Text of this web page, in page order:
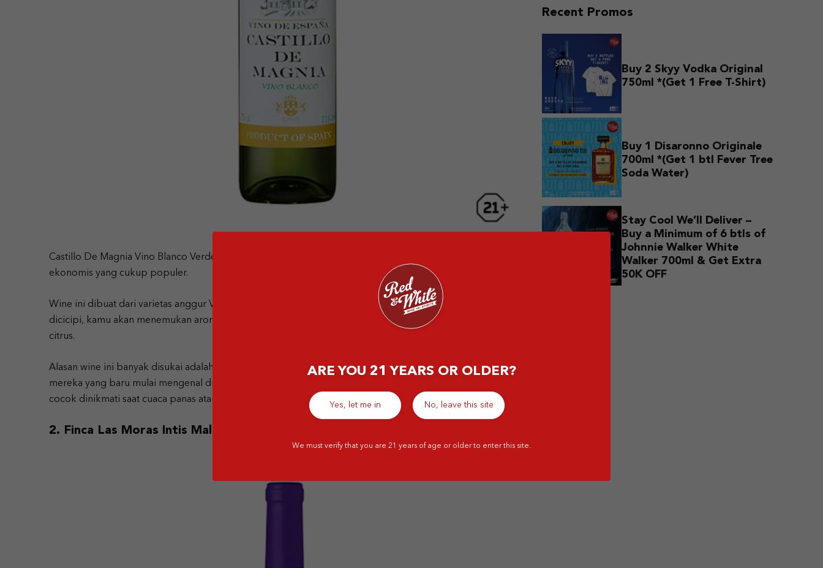
Castillo De Magnia Vino Blanco Verdejo berasal dari Spanyol dan menjadi salah satu pilihan white wine
ekonomis yang cukup populer.
Wine ini dibuat dari varietas anggur Verdejo yang terkenal memiliki karakter segar dan ringan. Saat
dicicipi, kamu akan menemukan aroma buah-buahan tropis seperti nanas, melon, dan sedikit sentuhan
citrus.
Alasan wine ini banyak disukai adalah karena rasanya yang ringan dan mudah diminum, terutama bagi
mereka yang baru mulai mengenal dunia wine. Tingkat keasamannya juga cukup menyegarkan sehingga
cocok dinikmati saat cuaca panas atau dipadukan dengan seafood dan salad.
2. Finca Las Moras Intis Malbec
Recent Promos
Buy 2 Skyy Vodka Original
750ml *(Get 1 Free T-Shirt)
Buy 1 Disaronno Originale
700ml *(Get 1 btl Fever Tree
Soda Water)
Stay Cool We’ll Deliver –
Buy a Minimum of 6 btls of
Johnnie Walker White
Walker 700ml & Get Extra
50K OFF
ARE YOU 21 YEARS OR OLDER?
Yes, let me in No, leave this site
We must verify that you are 21 years of age or older to enter this site.